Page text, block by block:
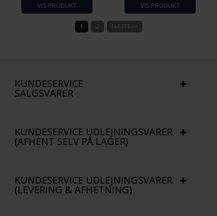
VIS PRODUKT VIS PRODUKT
1 2 NÆSTE-->
KUNDESERVICE
SALGSVARER
KUNDESERVICE UDLEJNINGSVARER
(AFHENT SELV PÅ LAGER)
KUNDESERVICE UDLEJNINGSVARER
(LEVERING & AFHETNING)